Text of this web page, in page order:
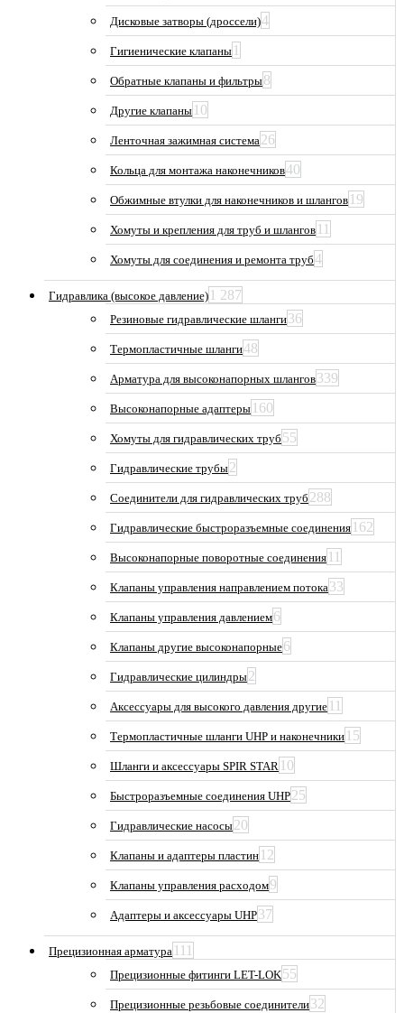
Дисковые затворы (дроссели)4
Гигиенические клапаны 1
Обратные клапаны и фильтры8
Другие клапаны 10
Ленточная зажимная система26
Кольца для монтажа наконечников40
Обжимные втулки для наконечников и шлангов 19
Хомуты и крепления для труб и шлангов 11
Хомуты для соединения и ремонта труб4
Гидравлика (высокое давление) 1 287
Резиновые гидравлические шланги36
Термопластичные шланги48
Арматура для высоконапорных шлангов339
Высоконапорные адаптеры 160
Хомуты для гидравлических труб 55
Гидравлические трубы2
Соединители для гидравлических труб 288
Гидравлические быстроразъемные соединения 162
Высоконапорные поворотные соединения 11
Клапаны управления направлением потока33
Клапаны управления давлением6
Клапаны другие высоконапорные6
Гидравлические цилиндры2
Аксессуары для высокого давления другие 11
Термопластичные шланги UHP и наконечники 15
Шланги и аксессуары SPIR STAR 10
Быстроразъемные соединения UHP25
Гидравлические насосы20
Клапаны и адаптеры пластин 12
Клапаны управления расходом9
Адаптеры и аксессуары UHP37
Прецизионная арматура 111
Прецизионные фитинги LET-LOK55
Прецизионные резьбовые соединители32